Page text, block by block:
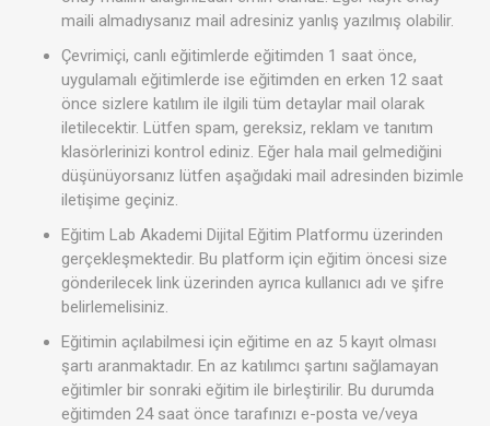
maili almadıysanız mail adresiniz yanlış yazılmış olabilir.
Çevrimiçi, canlı eğitimlerde eğitimden 1 saat önce,
uygulamalı eğitimlerde ise eğitimden en erken 12 saat
önce sizlere katılım ile ilgili tüm detaylar mail olarak
iletilecektir. Lütfen spam, gereksiz, reklam ve tanıtım
klasörlerinizi kontrol ediniz. Eğer hala mail gelmediğini
düşünüyorsanız lütfen aşağıdaki mail adresinden bizimle
iletişime geçiniz.
Eğitim Lab Akademi Dijital Eğitim Platformu üzerinden
gerçekleşmektedir. Bu platform için eğitim öncesi size
gönderilecek link üzerinden ayrıca kullanıcı adı ve şifre
belirlemelisiniz.
Eğitimin açılabilmesi için eğitime en az 5 kayıt olması
şartı aranmaktadır. En az katılımcı şartını sağlamayan
eğitimler bir sonraki eğitim ile birleştirilir. Bu durumda
eğitimden 24 saat önce tarafınızı e-posta ve/veya